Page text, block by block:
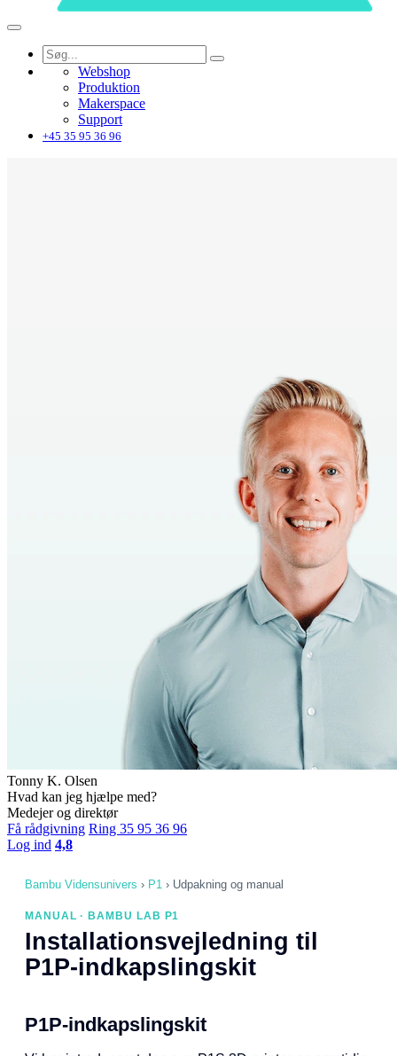
Webshop
Produktion
Makerspace
Support
+45 35 95 36 96
Tonny K. Olsen
Hvad kan jeg hjælpe med?
Medejer og direktør
Få rådgivning Ring 35 95 36 96
Log ind 4,8
Bambu Vidensunivers › P1 › Udpakning og manual
MANUAL · BAMBU LAB P1
Installationsvejledning til
P1P-indkapslingskit
P1P-indkapslingskit